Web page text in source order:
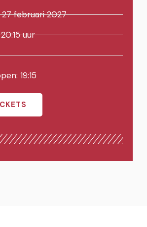
februari 2027
uur
19:15